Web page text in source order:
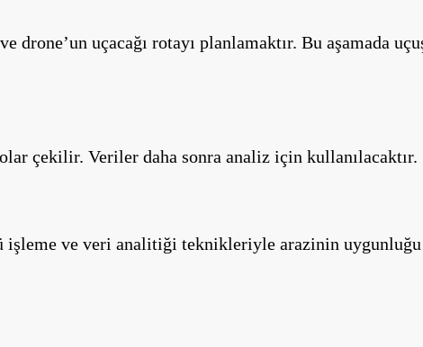
uçacağı rotayı planlamaktır. Bu aşamada
çekilir. Veriler daha sonra analiz için kullanılacaktır.
işleme ve veri analitiği teknikleriyle arazinin